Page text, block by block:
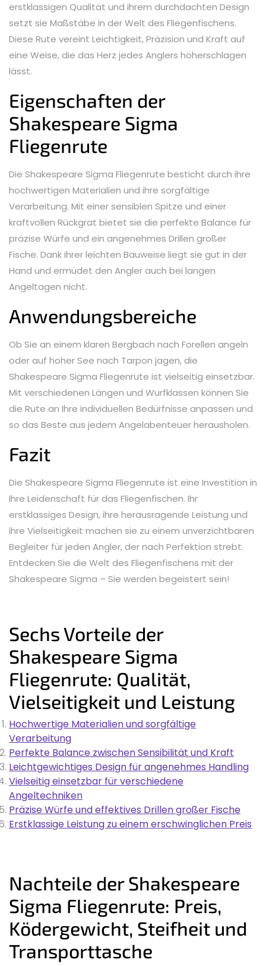
erstklassigen Qualität und ihrem durchdachten Design
setzt sie Maßstäbe in der Welt des Fliegenfischens.
Diese Rute vereint Leichtigkeit, Präzision und Kraft auf
eine Weise, die das Herz jedes Anglers höherschlagen
lässt.
Eigenschaften der
Shakespeare Sigma
Fliegenrute
Die Shakespeare Sigma Fliegenrute besticht durch ihre
hochwertigen Materialien und ihre sorgfältige
Verarbeitung. Mit einer sensiblen Spitze und einer
kraftvollen Rückgrat bietet sie die perfekte Balance für
präzise Würfe und ein angenehmes Drillen großer
Fische. Dank ihrer leichten Bauweise liegt sie gut in der
Hand und ermüdet den Angler auch bei langen
Angeltagen nicht.
Anwendungsbereiche
Ob Sie an einem klaren Bergbach nach Forellen angeln
oder auf hoher See nach Tarpon jagen, die
Shakespeare Sigma Fliegenrute ist vielseitig einsetzbar.
Mit verschiedenen Längen und Wurfklassen können Sie
die Rute an Ihre individuellen Bedürfnisse anpassen und
so das Beste aus jedem Angelabenteuer herausholen.
Fazit
Die Shakespeare Sigma Fliegenrute ist eine Investition in
Ihre Leidenschaft für das Fliegenfischen. Ihr
erstklassiges Design, ihre herausragende Leistung und
ihre Vielseitigkeit machen sie zu einem unverzichtbaren
Begleiter für jeden Angler, der nach Perfektion strebt.
Entdecken Sie die Welt des Fliegenfischens mit der
Shakespeare Sigma – Sie werden begeistert sein!
Sechs Vorteile der
Shakespeare Sigma
Fliegenrute: Qualität,
Vielseitigkeit und Leistung
Hochwertige Materialien und sorgfältige
Verarbeitung
Perfekte Balance zwischen Sensibilität und Kraft
Leichtgewichtiges Design für angenehmes Handling
Vielseitig einsetzbar für verschiedene
Angeltechniken
Präzise Würfe und effektives Drillen großer Fische
Erstklassige Leistung zu einem erschwinglichen Preis
Nachteile der Shakespeare
Sigma Fliegenrute: Preis,
Ködergewicht, Steifheit und
Transporttasche